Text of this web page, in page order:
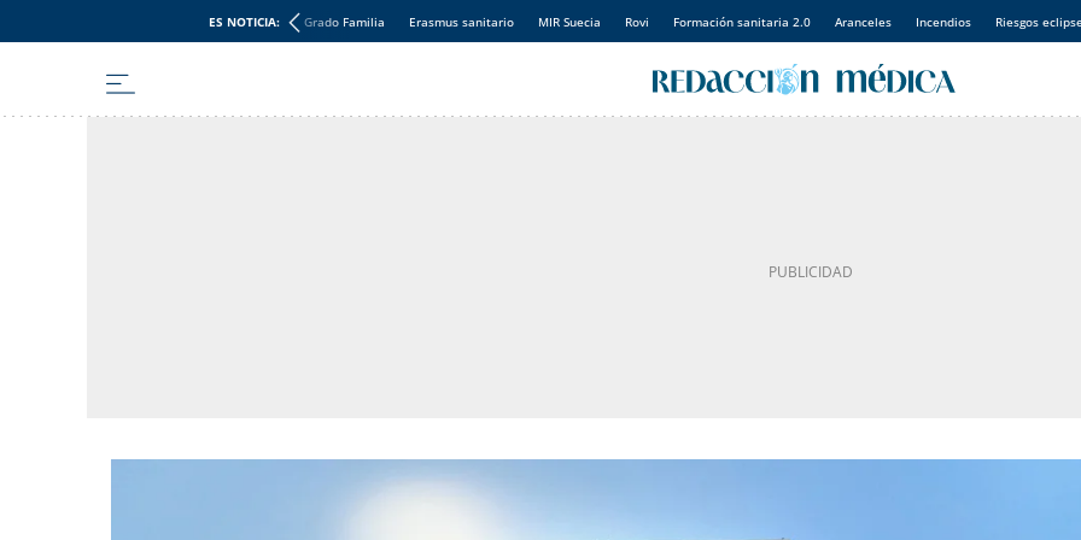
ES NOTICIA: Grado Familia Erasmus sanitario MIR Suecia Rovi Formación sanitaria 2.0 Aranceles Incendios Riesgos